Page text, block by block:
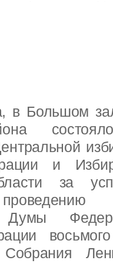
в Большом
и
за
Думы
Собрания